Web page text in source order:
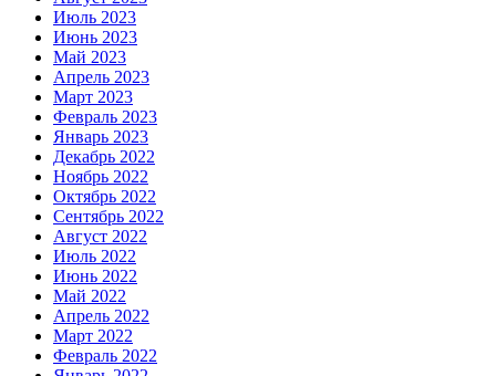
Июль 2023
Июнь 2023
Май 2023
Апрель 2023
Март 2023
Февраль 2023
Январь 2023
Декабрь 2022
Ноябрь 2022
Октябрь 2022
Сентябрь 2022
Август 2022
Июль 2022
Июнь 2022
Май 2022
Апрель 2022
Март 2022
Февраль 2022